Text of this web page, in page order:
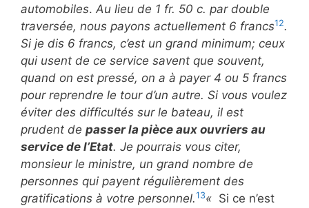
automobiles. Au lieu de 1 fr. 50 c. par double
traversée, nous payons actuellement 6 francs12.
Si je dis 6 francs, c’est un grand minimum; ceux
qui usent de ce service savent que souvent,
quand on est pressé, on a à payer 4 ou 5 francs
pour reprendre le tour d’un autre. Si vous voulez
éviter des difficultés sur le bateau, il est
prudent de passer la pièce aux ouvriers au
service de l’Etat. Je pourrais vous citer,
monsieur le ministre, un grand nombre de
personnes qui payent régulièrement des
gratifications à votre personnel.13« Si ce n’est